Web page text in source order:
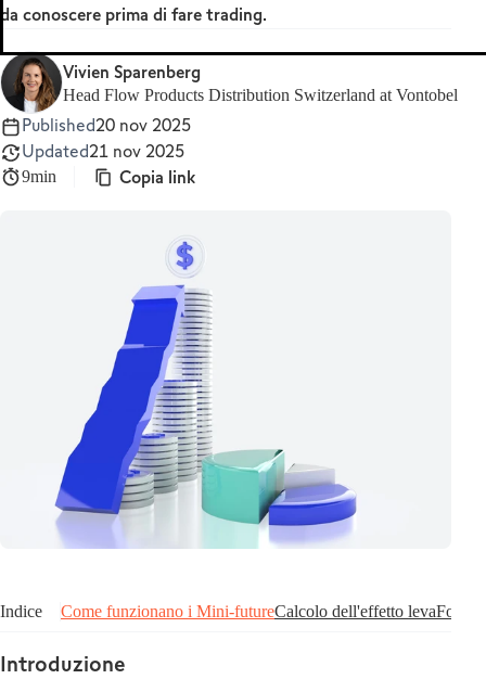
da conoscere prima di fare trading.
Vivien Sparenberg
Head Flow Products Distribution Switzerland at Vontobel
Published20 nov 2025
Updated21 nov 2025
9min
Copia link
Indice Come funzionano i Mini-futureCalcolo dell'effetto leva
Introduzione